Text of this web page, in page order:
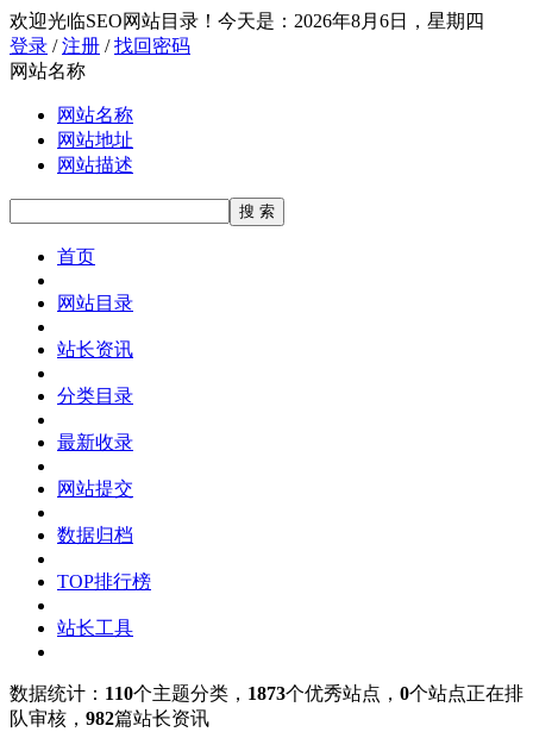
欢迎光临SEO网站目录！ 今天是：2026年8月6日，星期四
登录 /注册 /找回密码
网站名称
网站名称
网站地址
网站描述
首页
网站目录
站长资讯
分类目录
最新收录
网站提交
数据归档
TOP排行榜
站长工具
数据统计： 110个主题分类， 1873个优秀站点， 0个站点正在排
队审核， 982篇站长资讯